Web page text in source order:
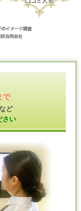
で
ど
さい